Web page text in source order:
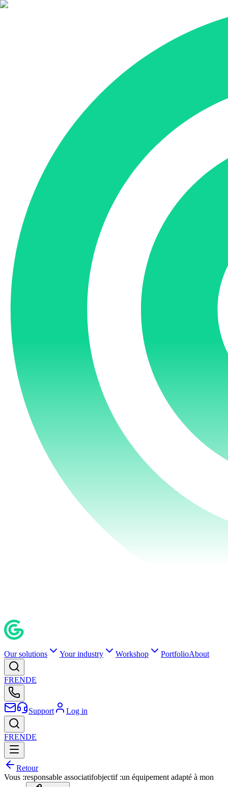
Our solutions Your industry Workshop PortfolioAbout
FRENDE
Support Log in
FRENDE
Retour
Vous :responsable associatifobjectif :un équipement adapté à mon